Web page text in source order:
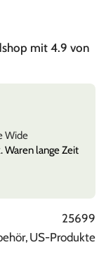
mit 4.9 von
einen
Tüten.
25699
, US-Produkte